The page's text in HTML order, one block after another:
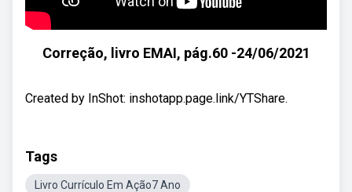
Correção, livro EMAI, pág.60 -24/06/2021
Created by InShot: inshotapp.page.link/YTShare.
Tags
Livro Currículo Em Ação7 Ano